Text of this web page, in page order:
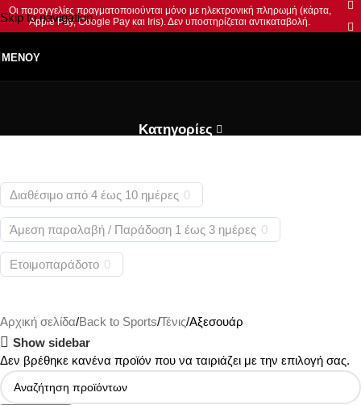
Skip to navigation
Skip to main content
Οι παραγγελίες πραγματοποιούνται μόνο με ηλεκτρονική πληρωμή (κάρτα,
Apple Pay, Google Pay και Iris). Δεν υποστηρίζεται αντικαταβολή.
ΜΕΝΟΎ
Κατηγορίες
Διαθέσιμο από 4 έως 10 ημέρες 0
Άμεση παραλαβή / Παράδoση 1 έως 3 ημέρες 0
Ετοιμοπαράδοτο 0
Αρχική σελίδα Back to Sports Τένις Αξεσουάρ
Show sidebar
Δεν βρέθηκε κανένα προϊόν που να ταιριάζει με την επιλογή σας.